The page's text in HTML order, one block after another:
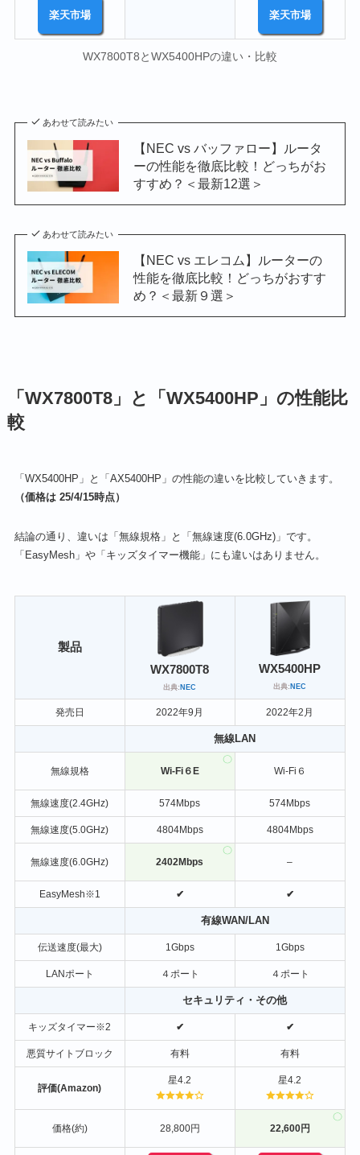
楽天市場 楽天市場
WX7800T8とWX5400HPの違い・比較
あわせて読みたい
【NEC vs バッファロー】ルータ
ーの性能を徹底比較！どっちがお
すすめ？＜最新12選＞
あわせて読みたい
【NEC vs エレコム】ルーターの
性能を徹底比較！どっちがおすす
め？＜最新９選＞
「WX7800T8」と「WX5400HP」の性能比
較
「WX5400HP」と「AX5400HP」の性能の違いを比較していきます。
（価格は 25/4/15時点）
結論の通り、違いは「無線規格」と「無線速度(6.0GHz)」です。
「EasyMesh」や「キッズタイマー機能」にも違いはありません。
製品
WX7800T8
出典: NEC
WX5400HP
出典: NEC
発売日 2022年9月 2022年2月
無線LAN
無線規格 Wi-Fi６E Wi-Fi６
無線速度(2.4GHz) 574Mbps 574Mbps
無線速度(5.0GHz) 4804Mbps 4804Mbps
無線速度(6.0GHz) 2402Mbps –
EasyMesh※1 ✔ ✔
有線WAN/LAN
伝送速度(最大) 1Gbps 1Gbps
LANポート ４ポート ４ポート
セキュリティ・その他
キッズタイマー※2 ✔ ✔
悪質サイトブロック 有料 有料
評価(Amazon)
星4.2 星4.2
価格(約) 28,800円 22,600円